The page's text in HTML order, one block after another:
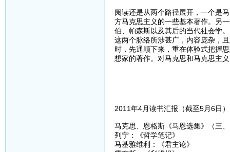
阅读还是从两个路径展开，一个是
方马克思主义的一些基本著作。另
伯、帕森斯以及其后的当代社会学。
这两个脉络所涉甚广，内容庞杂，
时，先通顺下来，重在体验式把握
想家的著作。对马克思和马克思主
2011年4月读书汇报（截至5月6日）
马克思、恩格斯《马恩选集》（三
列宁：《哲学笔记》
马基雅维利：《君主论》